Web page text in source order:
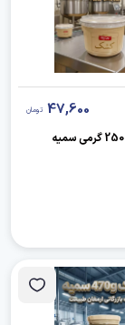
47,600 تومان